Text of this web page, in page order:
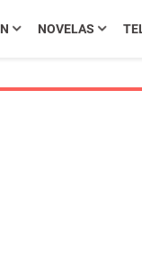
NOVELAS